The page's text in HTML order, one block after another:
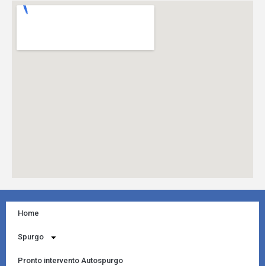
Home
Spurgo
Pronto intervento Autospurgo